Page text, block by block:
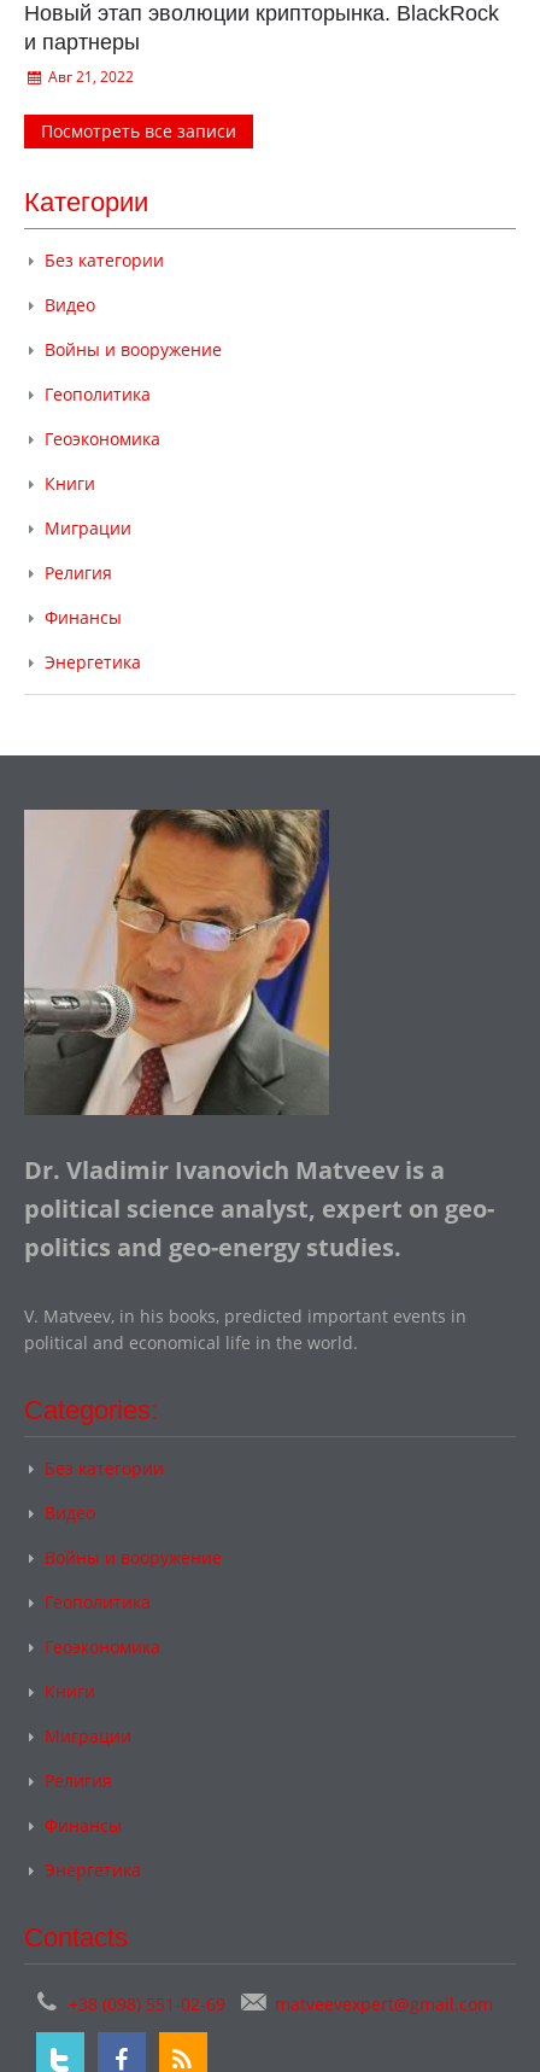
Новый этап эволюции крипторынка. BlackRock
и партнеры
Авг 21, 2022
Посмотреть все записи
Категории
Без категории
Видео
Войны и вооружение
Геополитика
Геоэкономика
Книги
Миграции
Религия
Финансы
Энергетика
Dr. Vladimir Ivanovich Matveev is a
political science analyst, expert on geo-
politics and geo-energy studies.
V. Matveev, in his books, predicted important events in
political and economical life in the world.
Categories:
Без категории
Видео
Войны и вооружение
Геополитика
Геоэкономика
Книги
Миграции
Религия
Финансы
Энергетика
Contacts
+38 (098) 551-02-69 matveevexpert@gmail.com